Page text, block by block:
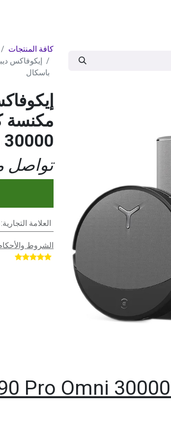
كافة المنتجات
باسكال
مكنسة
30000 باسكال
تواصل
العلامة التجارية:
الشروط
Pro Omni